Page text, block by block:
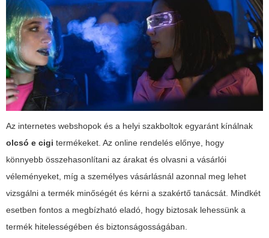
Az internetes webshopok és a helyi szakboltok egyaránt kínálnak
olcsó e cigi termékeket. Az online rendelés előnye, hogy
könnyebb összehasonlítani az árakat és olvasni a vásárlói
véleményeket, míg a személyes vásárlásnál azonnal meg lehet
vizsgálni a termék minőségét és kérni a szakértő tanácsát. Mindkét
esetben fontos a megbízható eladó, hogy biztosak lehessünk a
termék hitelességében és biztonságosságában.